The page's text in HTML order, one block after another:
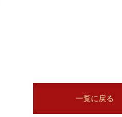
一覧に戻る